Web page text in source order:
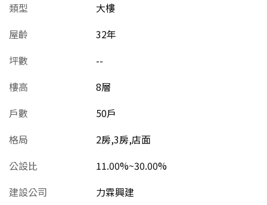
類型
大樓
屋齡
32年
坪數
--
樓高
8層
戶數
50戶
格局
2房,3房,店面
公設比
11.00%~30.00%
建設公司
力霖興建